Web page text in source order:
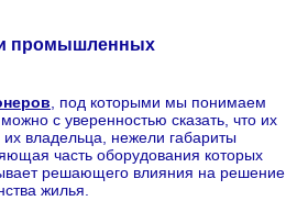
и промышленных
, под которыми мы понимаем
с уверенностью сказать, что их
владельца, нежели габариты
часть оборудования которых
решающего влияния на решение
жилья.